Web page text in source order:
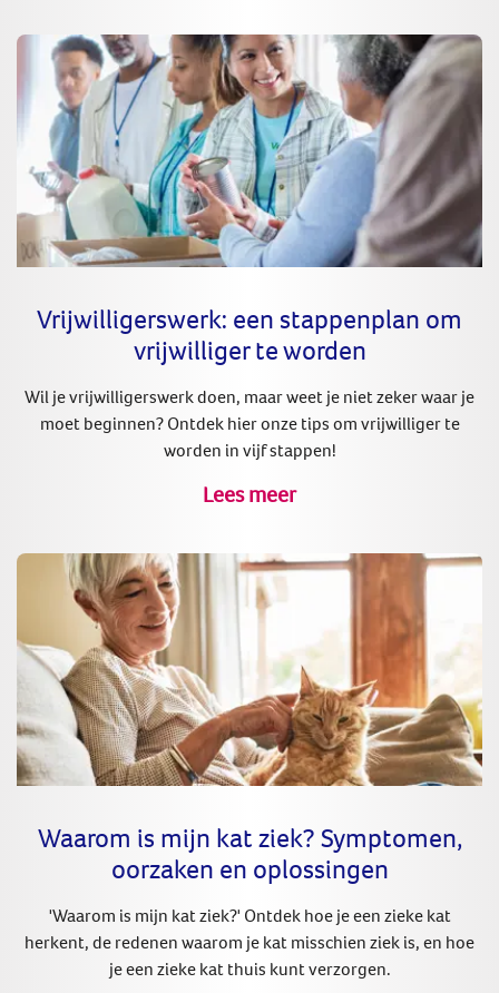
Vrijwilligerswerk: een stappenplan om
vrijwilliger te worden
Wil je vrijwilligerswerk doen, maar weet je niet zeker waar je
moet beginnen? Ontdek hier onze tips om vrijwilliger te
worden in vijf stappen!
Lees meer
Waarom is mijn kat ziek? Symptomen,
oorzaken en oplossingen
'Waarom is mijn kat ziek?' Ontdek hoe je een zieke kat
herkent, de redenen waarom je kat misschien ziek is, en hoe
je een zieke kat thuis kunt verzorgen.